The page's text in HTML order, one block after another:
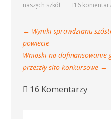
naszych szkół
16
← Wyniki sprawdzianu
powiecie
Wnioski na dofinansowanie
przeszły sito konkursowe →
16 Komentarzy